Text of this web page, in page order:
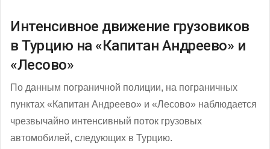
Интенсивное движение грузовиков
в Турцию на «Капитан Андреево» и
«Лесово»
По данным пограничной полиции, на пограничных
пунктах «Капитан Андреево» и «Лесово» наблюдается
чрезвычайно интенсивный поток грузовых
автомобилей, следующих в Турцию.